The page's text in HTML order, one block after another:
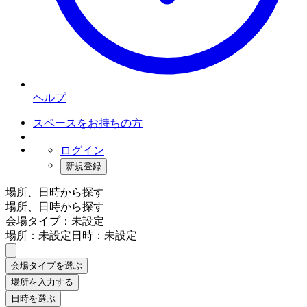
ヘルプ
スペースをお持ちの方
ログイン
新規登録
場所、日時から探す
場所、日時から探す
会場タイプ：未設定
場所：未設定日時：未設定
会場タイプを選ぶ
場所を入力する
日時を選ぶ